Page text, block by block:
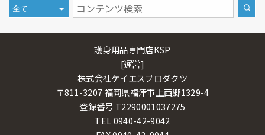
護身用品専門店KSP
[運営]
株式会社ケイエスプロダクツ
〒811-3207 福岡県福津市上西郷1329-4
登録番号 T2290001037275
TEL 0940-42-9042